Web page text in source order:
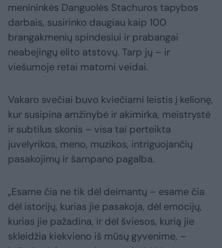
menininkės Danguolės Stachuros tapybos
darbais, susirinko daugiau kaip 100
brangakmenių spindesiui ir prabangai
neabejingų elito atstovų. Tarp jų – ir
viešumoje retai matomi veidai.
Vakaro svečiai buvo kviečiami leistis į kelionę,
kur susipina amžinybė ir akimirka, meistrystė
ir subtilus skonis – visa tai perteikta
juvelyrikos, meno, muzikos, intriguojančių
pasakojimų ir šampano pagalba.
„Esame čia ne tik dėl deimantų – esame čia
dėl istorijų, kurias jie pasakoja, dėl emocijų,
kurias jie pažadina, ir dėl šviesos, kurią jie
skleidžia kiekvieno iš mūsų gyvenime, –